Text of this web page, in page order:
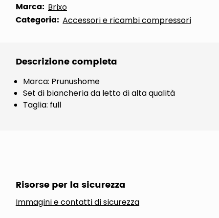
Marca: Brixo
Categoria: Accessori e ricambi compressori
Descrizione completa
Marca: Prunushome
Set di biancheria da letto di alta qualità
Taglia: full
Risorse per la sicurezza
Immagini e contatti di sicurezza